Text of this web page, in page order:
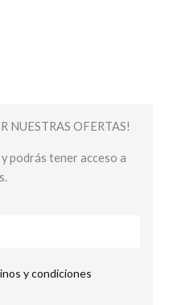
NUESTRAS OFERTAS!
podrás tener acceso a
y condiciones